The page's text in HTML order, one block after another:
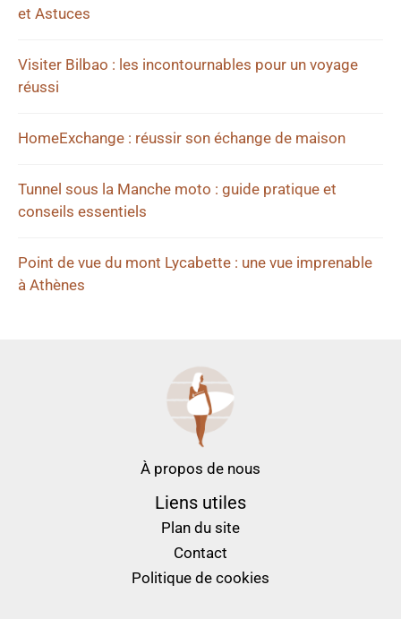
et Astuces
Visiter Bilbao : les incontournables pour un voyage
réussi
HomeExchange : réussir son échange de maison
Tunnel sous la Manche moto : guide pratique et
conseils essentiels
Point de vue du mont Lycabette : une vue imprenable
à Athènes
À propos de nous
Liens utiles
Plan du site
Contact
Politique de cookies